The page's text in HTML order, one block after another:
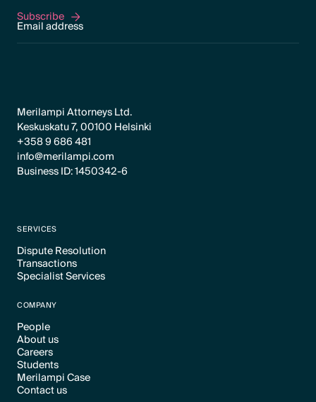
Subscribe
Subscribe
Merilampi Attorneys Ltd.
Keskuskatu 7, 00100 Helsinki
+358 9 686 481
info@merilampi.com
Business ID: 1450342-6
SERVICES
Dispute Resolution
Text Link
Transactions
Text Link
Specialist Services
COMPANY
People
Text Link
About us
Text Link
Careers
Text Link
Students
Text Link
Merilampi Case
Text Link
Contact us